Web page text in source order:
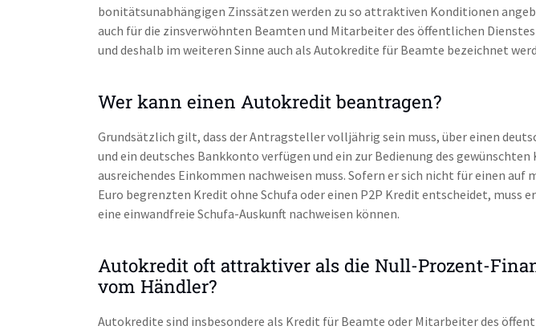
Zum Produkttest
Zum Produkttest
Isaac-Fulda-Allee 2 c
bonitätsunabhängigen Zinssätzen werden zu so attraktiven Konditionen
auch für die zinsverwöhnten Beamten und Mitarbeiter des öffentlichen
und deshalb im weiteren Sinne auch als Autokredite für Beamte bezeichnet
Wer kann einen Autokredit beantragen?
Grundsätzlich gilt, dass der Antragsteller volljährig sein muss, über einen
und ein deutsches Bankkonto verfügen und ein zur Bedienung des gewünschten
ausreichendes Einkommen nachweisen muss. Sofern er sich nicht für einen auf
Euro begrenzten Kredit ohne Schufa oder einen P2P Kredit entscheidet, muss
eine einwandfreie Schufa-Auskunft nachweisen können.
Autokredit oft attraktiver als die Null-Prozent-
vom Händler?
Autokredite sind insbesondere als Kredit für Beamte oder Mitarbeiter des